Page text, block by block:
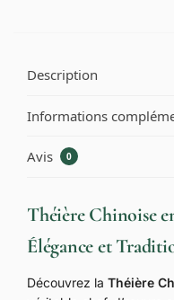
Description
Informations
Avis 0
Théière Chinoise
Élégance et
Découvrez la Théière